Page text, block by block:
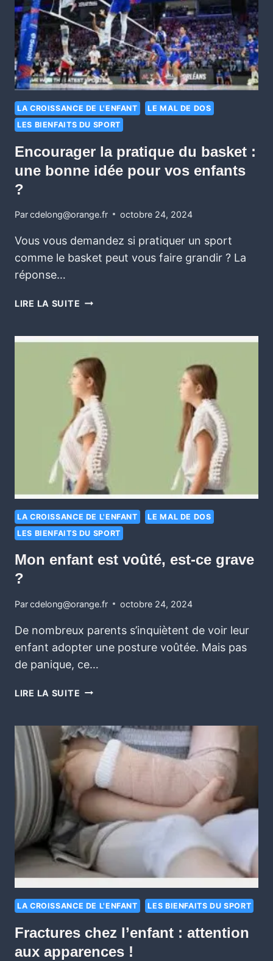
LA CROISSANCE DE L'ENFANT
LE MAL DE DOS
LES BIENFAITS DU SPORT
Encourager la pratique du basket :
une bonne idée pour vos enfants
?
Parcdelong@orange.fr octobre 24, 2024
Vous vous demandez si pratiquer un sport
comme le basket peut vous faire grandir ? La
réponse…
LIRE LA SUITE
LA CROISSANCE DE L'ENFANT
LE MAL DE DOS
LES BIENFAITS DU SPORT
Mon enfant est voûté, est-ce grave
?
Parcdelong@orange.fr octobre 24, 2024
De nombreux parents s’inquiètent de voir leur
enfant adopter une posture voûtée. Mais pas
de panique, ce…
LIRE LA SUITE
LA CROISSANCE DE L'ENFANT LES BIENFAITS DU SPORT
Fractures chez l’enfant : attention
aux apparences !